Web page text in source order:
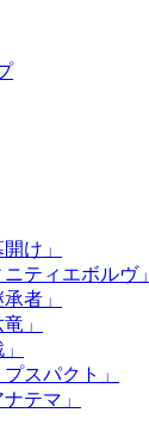
け」
ティエボルヴ」
者」
」
スパクト」
テマ」